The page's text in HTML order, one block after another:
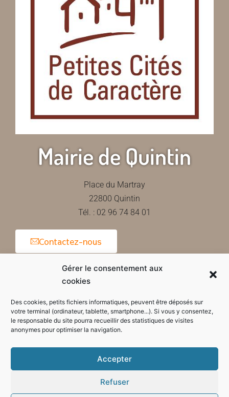
Gérer le consentement aux
cookies
Des cookies, petits fichiers informatiques, peuvent être déposés sur
votre terminal (ordinateur, tablette, smartphone...). Si vous y consentez,
le responsable du site pourra recueillir des statistiques de visites
anonymes pour optimiser la navigation.
Accepter
Refuser
Mairie de Quintin
Place du Martray
22800 Quintin
Tél. : 02 96 74 84 01
Contactez-nous
Horaires d'ouverture de la mairie